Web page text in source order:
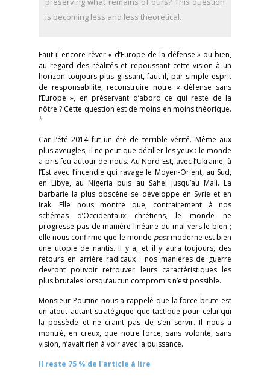
is becoming less and less theoretical.
Faut-il encore rêver « d’Europe de la défense » ou bien,
au regard des réalités et repoussant cette vision à un
horizon toujours plus glissant, faut-il, par simple esprit
de responsabilité, reconstruire notre « défense sans
l’Europe », en préservant d’abord ce qui reste de la
nôtre ? Cette question est de moins en moins théorique.
*
Car l’été 2014 fut un été de terrible vérité. Même aux
plus aveugles, il ne peut que déciller les yeux : le monde
a pris feu autour de nous. Au Nord-Est, avec l’Ukraine, à
l’Est avec l’incendie qui ravage le Moyen-Orient, au Sud,
en Libye, au Nigeria puis au Sahel jusqu’au Mali. La
barbarie la plus obscène se développe en Syrie et en
Irak. Elle nous montre que, contrairement à nos
schémas d’Occidentaux chrétiens, le monde ne
progresse pas de manière linéaire du mal vers le bien ;
elle nous confirme que le monde post-moderne est bien
une utopie de nantis. Il y a, et il y aura toujours, des
retours en arrière radicaux : nos manières de guerre
devront pouvoir retrouver leurs caractéristiques les
plus brutales lorsqu’aucun compromis n’est possible.
Monsieur Poutine nous a rappelé que la force brute est
un atout autant stratégique que tactique pour celui qui
la possède et ne craint pas de s’en servir. Il nous a
montré, en creux, que notre force, sans volonté, sans
vision, n’avait rien à voir avec la puissance.
Il reste 75 % de l'article à lire